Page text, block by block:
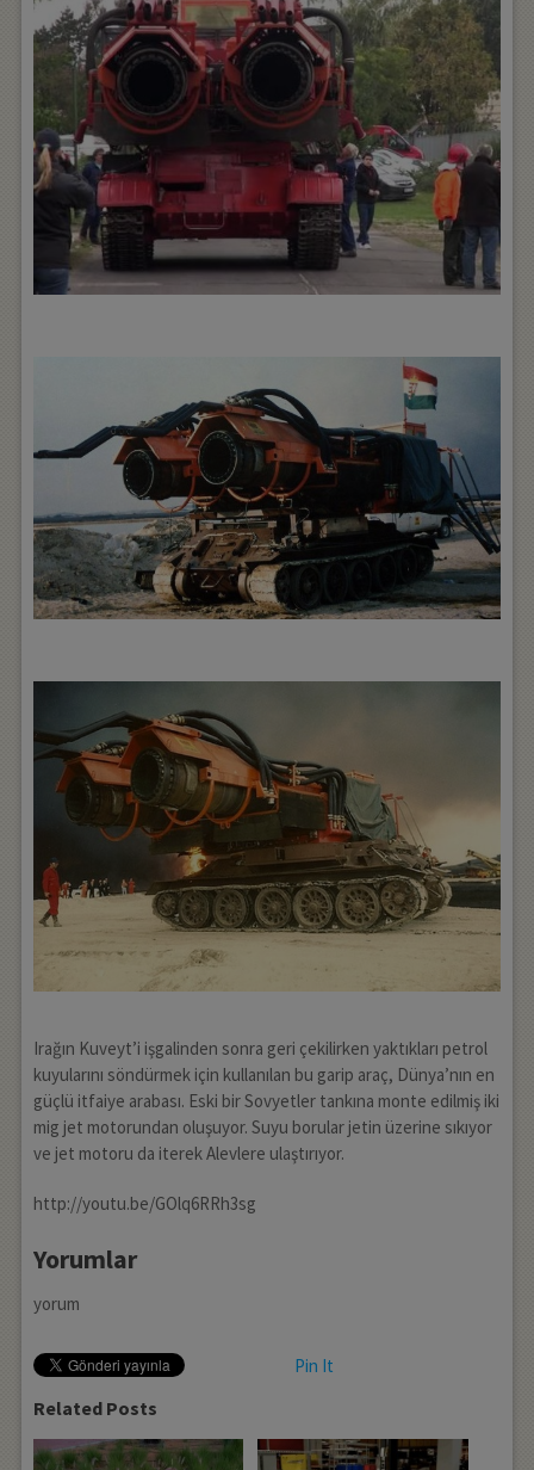
Irağın Kuveyt’i işgalinden sonra geri çekilirken yaktıkları petrol
kuyularını söndürmek için kullanılan bu garip araç, Dünya’nın en
güçlü itfaiye arabası. Eski bir Sovyetler tankına monte edilmiş iki
mig jet motorundan oluşuyor. Suyu borular jetin üzerine sıkıyor
ve jet motoru da iterek Alevlere ulaştırıyor.
http://youtu.be/GOlq6RRh3sg
Yorumlar
yorum
Pin It
Related Posts